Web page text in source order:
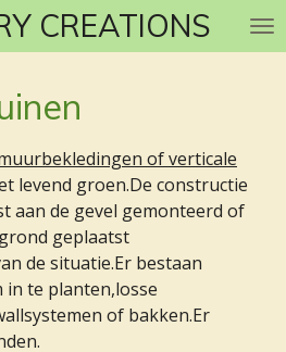
CREATIONS
of verticale
levend groen.De constructie
aan de gevel gemonteerd of
geplaatst
de situatie.Er bestaan
in te planten,losse
of bakken.Er